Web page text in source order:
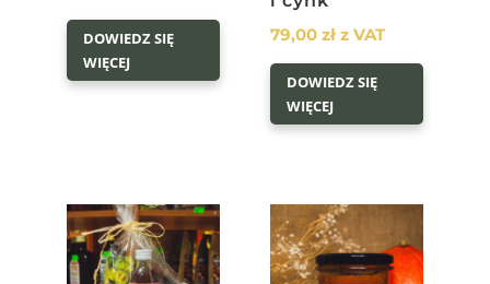
DOWIEDZ SIĘ
WIĘCEJ
79,00zł z VAT
DOWIEDZ SIĘ
WIĘCEJ